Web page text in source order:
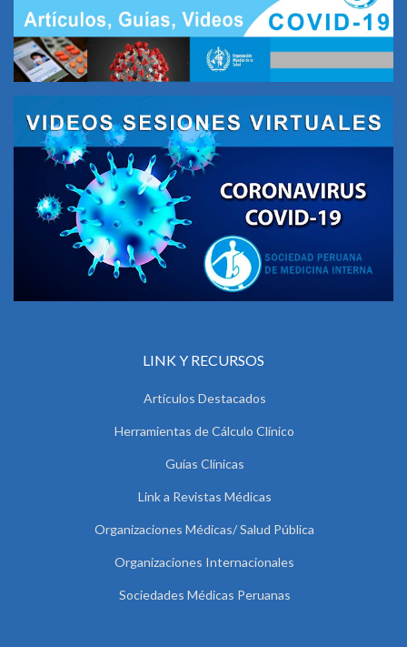
LINK Y RECURSOS
Artículos Destacados
Herramientas de Cálculo Clínico
Guías Clínicas
Link a Revistas Médicas
Organizaciones Médicas/ Salud Pública
Organizaciones Internacionales
Sociedades Médicas Peruanas